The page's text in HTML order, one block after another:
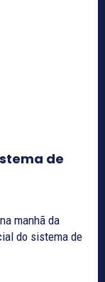
de
manhã da
do sistema de